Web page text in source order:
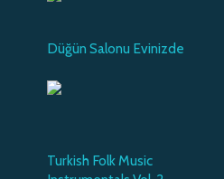
Düğün Salonu Evinizde
Turkish Folk Music